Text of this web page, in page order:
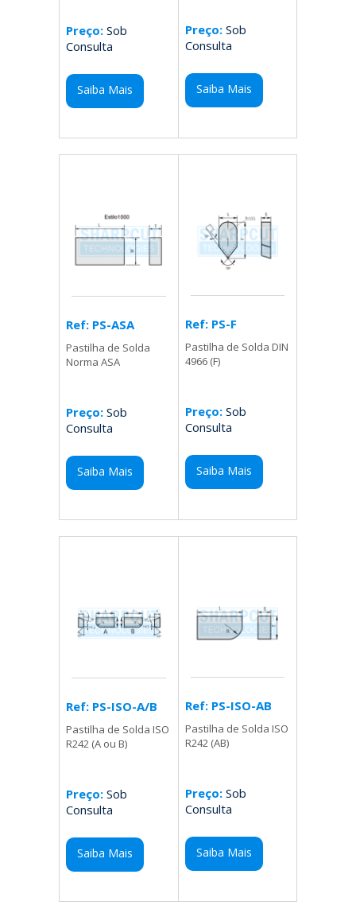
Preço: Sob
Consulta
Saiba Mais
Preço:Sob
Consulta
Saiba Mais
Ref: PS-ASA
Pastilha de Solda
Norma ASA
Preço: Sob
Consulta
Saiba Mais
Ref: PS-F
Pastilha de Solda DIN
4966 (F)
Preço:Sob
Consulta
Saiba Mais
Ref: PS-ISO-A/B
Pastilha de Solda ISO
R242 (A ou B)
Preço: Sob
Consulta
Saiba Mais
Ref: PS-ISO-AB
Pastilha de Solda ISO
R242 (AB)
Preço:Sob
Consulta
Saiba Mais